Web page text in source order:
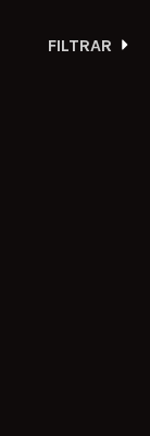
FILTRAR